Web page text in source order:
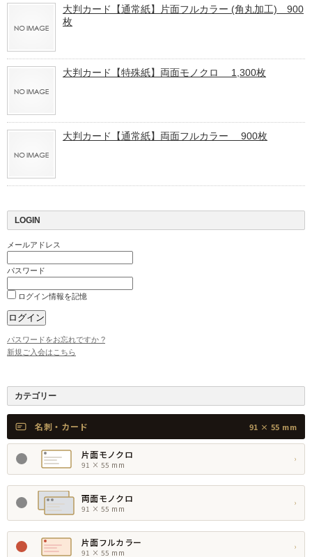
大判カード【通常紙】片面フルカラー (角丸加工) 900
枚
大判カード【特殊紙】両面モノクロ 1,300枚
大判カード【通常紙】両面フルカラー 900枚
LOGIN
メールアドレス
パスワード
ログイン情報を記憶
パスワードをお忘れですか ?
新規ご入会はこちら
カテゴリー
名刺・カード 91 × 55 mm
片面モノクロ
91 × 55 mm
›
両面モノクロ
91 × 55 mm
›
片面フルカラー
91 × 55 mm
›